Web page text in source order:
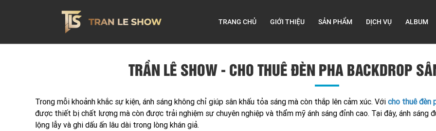
TRANG CHỦ GIỚI THIỆU SẢN PHẨM DỊCH VỤ ALBUM
TRẦN LÊ SHOW - CHO THUÊ ĐÈN PHA BACKDROP
Trong mỗi khoảnh khắc sự kiện, ánh sáng không chỉ giúp sân khấu tỏa sáng mà còn thắp lên cảm xúc. Với cho thuê đèn
được thiết bị chất lượng mà còn được trải nghiệm sự chuyên nghiệp và thẩm mỹ ánh sáng đỉnh cao. Tại đây, ánh
lộng lẫy và ghi dấu ấn lâu dài trong lòng khán giả.